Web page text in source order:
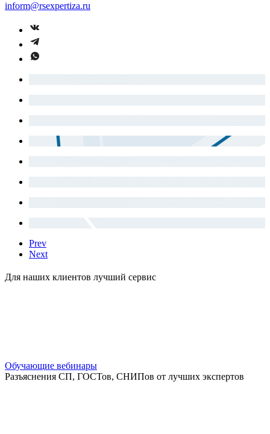
inform@rsexpertiza.ru
Prev
Next
Для наших клиентов лучший сервис
Обучающие вебинары
Разъяснения СП, ГОСТов, СНИПов от лучших экспертов